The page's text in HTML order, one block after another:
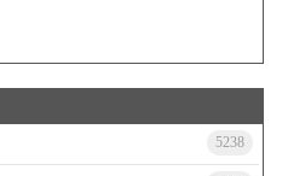
5238